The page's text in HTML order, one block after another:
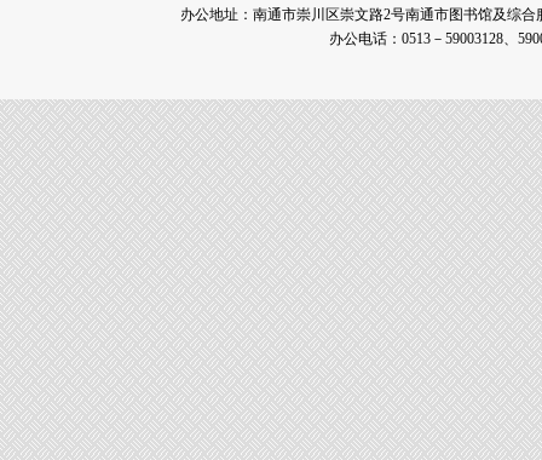
办公地址：南通市崇川区崇文路2号南通市图书馆及综
办公电话：0513－59003128、